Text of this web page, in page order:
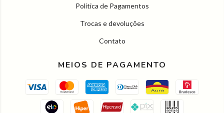
Política de Pagamentos
Trocas e devoluções
Contato
MEIOS DE PAGAMENTO